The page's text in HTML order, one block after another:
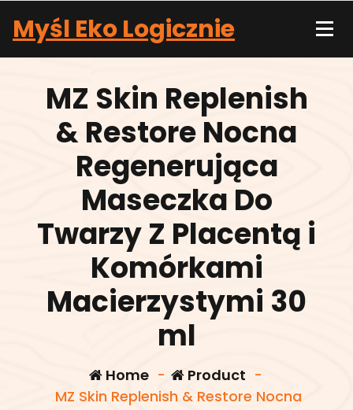
content
Myśl Eko Logicznie
MZ Skin Replenish
& Restore Nocna
Regenerująca
Maseczka Do
Twarzy Z Placentą i
Komórkami
Macierzystymi 30
ml
Home- Product -
MZ Skin Replenish & Restore Nocna